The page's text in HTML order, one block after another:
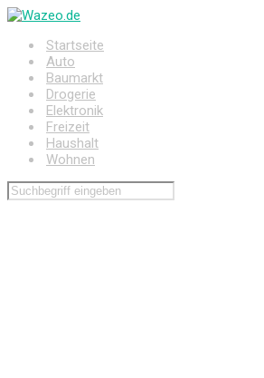
Zum
springenStartseite
Auto
Baumarkt
Drogerie
Elektronik
Freizeit
Haushalt
Wohnen